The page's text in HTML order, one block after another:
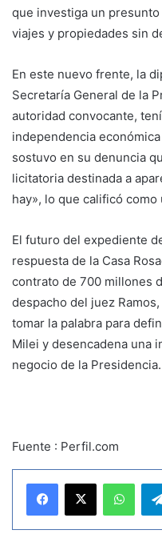
que investiga un
viajes y propiedades sin
En este nuevo frente, la
Secretaría General de la
autoridad convocante,
independencia
sostuvo en su denuncia
licitatoria destinada a
hay», lo que calificó
El futuro del expediente
respuesta de la Casa
contrato de 700 millones
despacho del juez
tomar la palabra para
Milei y desencadena una
negocio de la Presidencia.
Fuente : Perfil.com